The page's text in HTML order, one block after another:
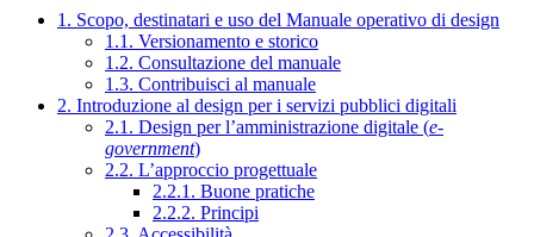
1. Scopo, destinatari e uso del Manuale operativo di design
1.1. Versionamento e storico
1.2. Consultazione del manuale
1.3. Contribuisci al manuale
2. Introduzione al design per i servizi pubblici digitali
2.1. Design per l’amministrazione digitale (e-
government)
2.2. L’approccio progettuale
2.2.1. Buone pratiche
2.2.2. Principi